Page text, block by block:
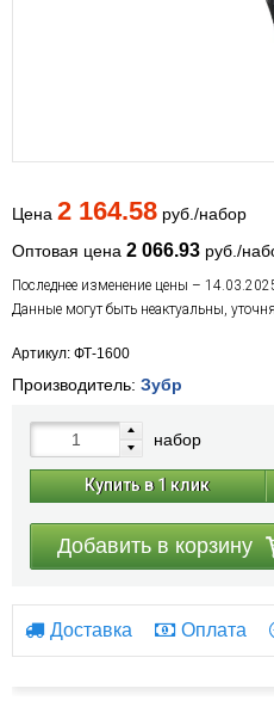
Цена 2 164.58 руб./набор
Оптовая цена 2 066.93 руб./
Последнее изменение цены –
Данные могут быть неактуальны,
Артикул: ФТ-1600
Производитель: Зубр
набор
Купить в 1 клик
Добавить в корзину
Доставка Оплата